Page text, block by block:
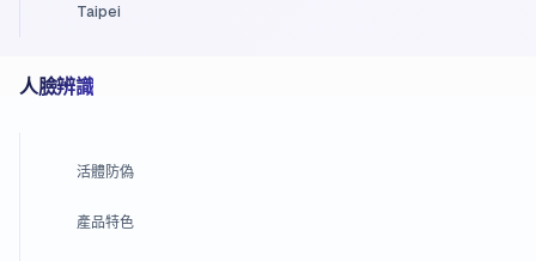
Taipei
人臉辨識
活體防偽
產品特色